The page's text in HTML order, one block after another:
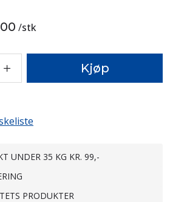
/stk
Kjøp
UNDER 35 KG KR. 99,-
PRODUKTER